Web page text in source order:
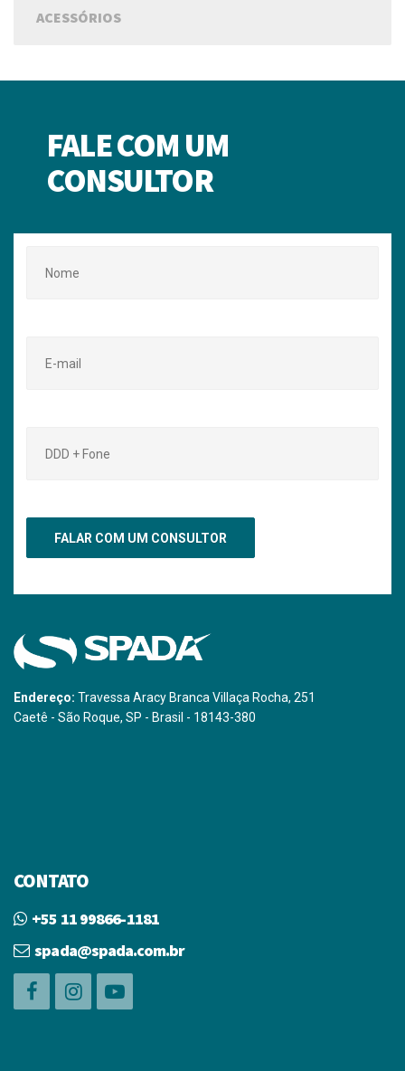
ACESSÓRIOS
FALE COM UM
CONSULTOR
Endereço: Travessa Aracy Branca Villaça Rocha, 251
Caetê - São Roque, SP - Brasil - 18143-380
CONTATO
+55 11 99866-1181
spada@spada.com.br